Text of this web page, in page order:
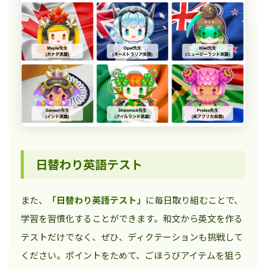
日替わり英語テスト
また、 「日替わり英語テスト」 に毎日取り組むことで、
学習を習慣化することができます。和文から英文を作る
テストだけでなく、ぜひ、ディクテーションも挑戦して
ください。ポイントをためて、ごほうびアイテムを狙う